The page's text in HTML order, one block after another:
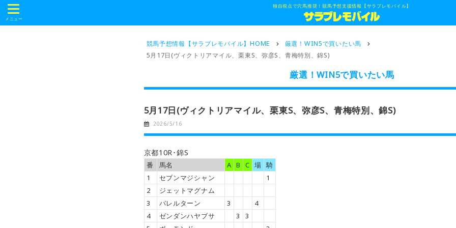
独自視点で穴馬推奨！競馬予想支援情報【サラブレモバイル】
t
o
g
メニュー
競馬予想情報【サラブレモバイル】HOME
厳選！WIN5で買いたい馬
5月17日(ヴィクトリアマイル、栗東S、弥彦S、青梅特別、錦S)
厳選！WIN5で買いたい馬
5月17日(ヴィクトリアマイル、栗東S、弥彦S、青梅特別、錦S)
2026/5/16
京都10R･錦S
番 馬名 A B C 場 騎
1
セブンマジシャン
1
2
ジェットマグナム
3
バレルターン 3
4
4
ゼンダンハヤブサ 3
3